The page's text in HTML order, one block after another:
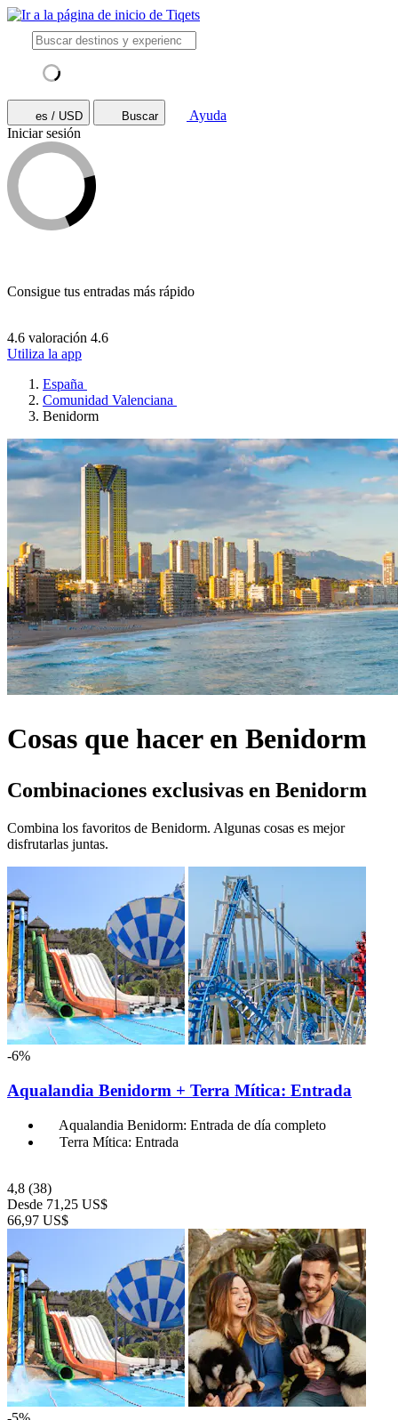
es / USD Buscar
Ayuda
Iniciar sesión
Consigue tus entradas más rápido
4.6 valoración 4.6
Utiliza la app
España
Comunidad Valenciana
Benidorm
Cosas que hacer en Benidorm
Combinaciones exclusivas en Benidorm
Combina los favoritos de Benidorm. Algunas cosas es mejor
disfrutarlas juntas.
-6%
Aqualandia Benidorm + Terra Mítica: Entrada
Aqualandia Benidorm: Entrada de día completo
Terra Mítica: Entrada
4,8 (38)
Desde 71,25 US$
66,97 US$